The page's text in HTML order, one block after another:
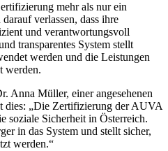
mehr als nur ein
verlassen, dass ihre
und verantwortungsvoll
transparentes System stellt
werden und die Leistungen
werden.
Anna Müller, einer angesehenen
dies: „Die Zertifizierung der AUVA
soziale Sicherheit in Österreich.
in das System und stellt sicher,
werden.“